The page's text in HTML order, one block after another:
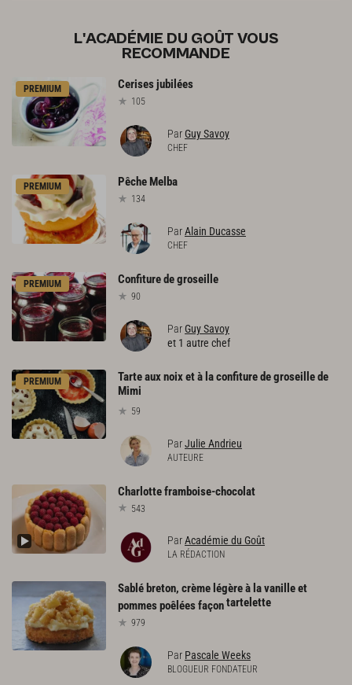
L'ACADÉMIE DU GOÛT VOUS
RECOMMANDE
PREMIUM Cerisesjubilées
105
ParGuy Savoy
CHEF
PREMIUM Pêche Melba
134
ParAlain Ducasse
CHEF
PREMIUM Confituredegroseille
90
ParGuy Savoy
et 1 autre chef
PREMIUM
Tarte aux noix et à la confiture de groseille de
Mimi
59
ParJulie Andrieu
AUTEURE
Charlotteframboise-chocolat
543
ParAcadémie du Goût
LA RÉDACTION
Sablé breton, crème légère à la vanille et
pommes poêlées façontartelette
979
Par Pascale Weeks
BLOGUEUR FONDATEUR